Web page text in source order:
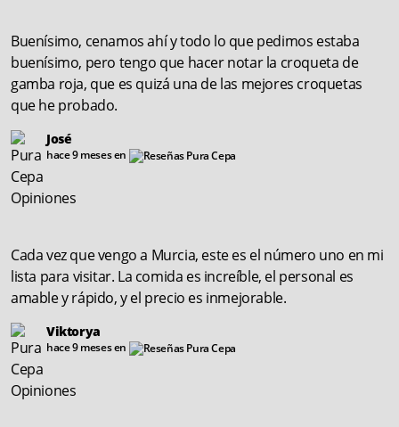
Buenísimo, cenamos ahí y todo lo que pedimos estaba
buenísimo, pero tengo que hacer notar la croqueta de
gamba roja, que es quizá una de las mejores croquetas
que he probado.
José
hace 9 meses en
Cada vez que vengo a Murcia, este es el número uno en mi
lista para visitar. La comida es increíble, el personal es
amable y rápido, y el precio es inmejorable.
Viktorya
hace 9 meses en